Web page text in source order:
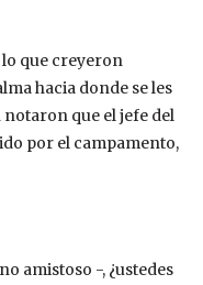
que creyeron
hacia donde se les
que el jefe del
por el campamento,
amistoso -, ¿ustedes